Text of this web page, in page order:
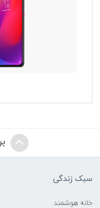
سبک زندگی
خانه هوشمند